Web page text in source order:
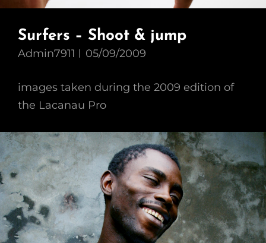
Surfers – Shoot & jump
Admin7911 05/09/2009
images taken during the 2009 edition of
the Lacanau Pro